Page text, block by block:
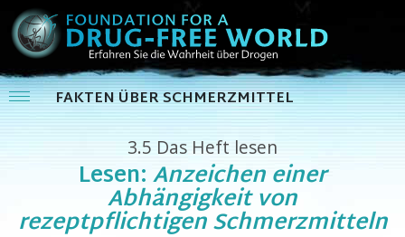
FAKTEN ÜBER SCHMERZMITTEL
3.5 Das Heft lesen
Lesen:Anzeichen einer
Abhängigkeit von
rezeptpflichtigen Schmerzmitteln